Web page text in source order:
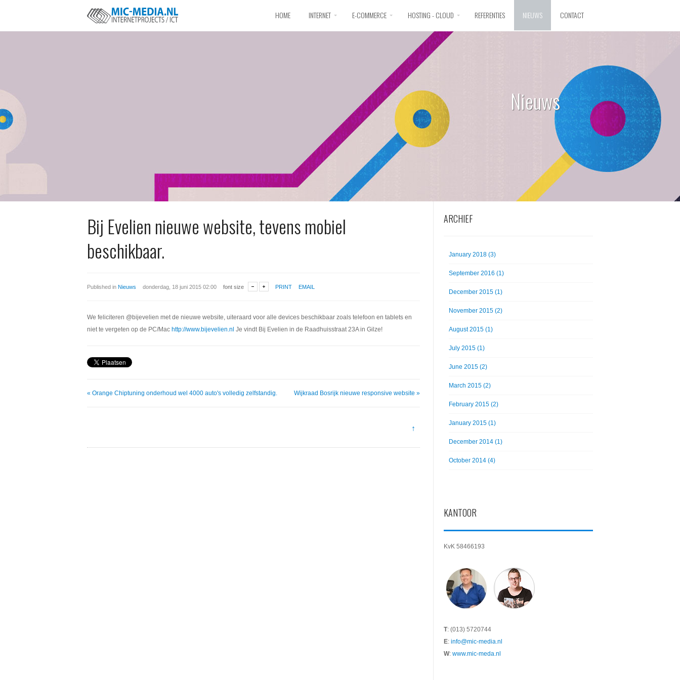
HOME INTERNET E-COMMERCE HOSTING - CLOUD REFERENTIES NIEUWS CONTACT
Nieuws
Bij Evelien nieuwe website, tevens mobiel
beschikbaar.
Published in Nieuws donderdag, 18 juni 2015 02:00 font size PRINT EMAIL
We feliciteren @bijevelien met de nieuwe website, uiteraard voor alle devices beschikbaar zoals telefoon en tablets en
niet te vergeten op de PC/Mac http://www.bijevelien.nl Je vindt Bij Evelien in de Raadhuisstraat 23A in Gilze!
« Orange Chiptuning onderhoud wel 4000 auto's volledig zelfstandig. Wijkraad Bosrijk nieuwe responsive website »
↑
ARCHIEF
January 2018 (3)
September 2016 (1)
December 2015 (1)
November 2015 (2)
August 2015 (1)
July 2015 (1)
June 2015 (2)
March 2015 (2)
February 2015 (2)
January 2015 (1)
December 2014 (1)
October 2014 (4)
KANTOOR
KvK 58466193
T: (013) 5720744
E: info@mic-media.nl
W: www.mic-meda.nl